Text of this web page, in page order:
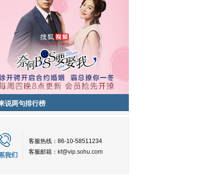
说两句排行榜
客服热线：86-10-58511234
客服邮箱： kf@vip.sohu.com